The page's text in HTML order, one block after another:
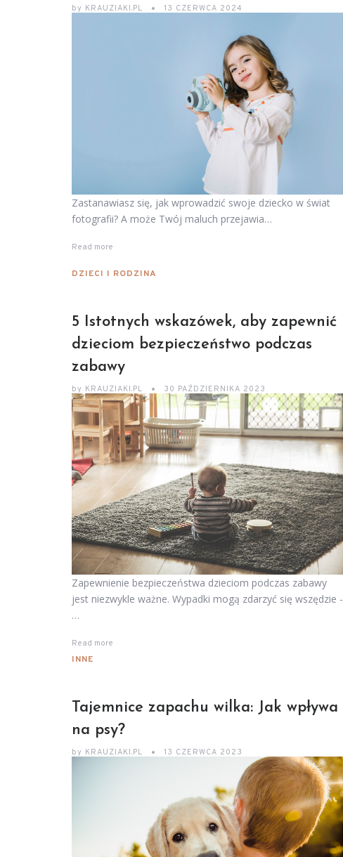
by KRAUZIAKI.PL 13 CZERWCA 2024
Zastanawiasz się, jak wprowadzić swoje dziecko w świat
fotografii? A może Twój maluch przejawia…
Read more
DZIECI I RODZINA
5 Istotnych wskazówek, aby zapewnić
dzieciom bezpieczeństwo podczas
zabawy
by KRAUZIAKI.PL 30 PAŹDZIERNIKA 2023
Zapewnienie bezpieczeństwa dzieciom podczas zabawy
jest niezwykle ważne. Wypadki mogą zdarzyć się wszędzie -
…
Read more
INNE
Tajemnice zapachu wilka: Jak wpływa
na psy?
by KRAUZIAKI.PL 13 CZERWCA 2023